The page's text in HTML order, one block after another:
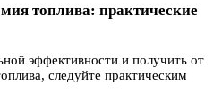
топлива: практические
эффективности и получить от
следуйте практическим